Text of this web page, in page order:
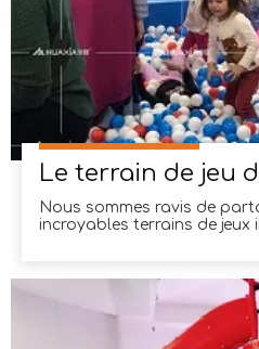
Nous sommes ravis de
incroyables terrains de jeux